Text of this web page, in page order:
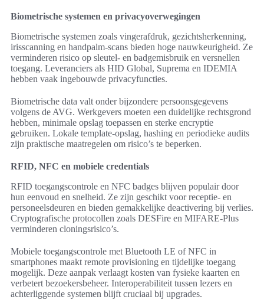
Biometrische systemen en privacyoverwegingen
Biometrische systemen zoals vingerafdruk, gezichtsherkenning,
irisscanning en handpalm-scans bieden hoge nauwkeurigheid. Ze
verminderen risico op sleutel- en badgemisbruik en versnellen
toegang. Leveranciers als HID Global, Suprema en IDEMIA
hebben vaak ingebouwde privacyfuncties.
Biometrische data valt onder bijzondere persoonsgegevens
volgens de AVG. Werkgevers moeten een duidelijke rechtsgrond
hebben, minimale opslag toepassen en sterke encryptie
gebruiken. Lokale template-opslag, hashing en periodieke audits
zijn praktische maatregelen om risico’s te beperken.
RFID, NFC en mobiele credentials
RFID toegangscontrole en NFC badges blijven populair door
hun eenvoud en snelheid. Ze zijn geschikt voor receptie- en
personeelsdeuren en bieden gemakkelijke deactivering bij verlies.
Cryptografische protocollen zoals DESFire en MIFARE-Plus
verminderen cloningsrisico’s.
Mobiele toegangscontrole met Bluetooth LE of NFC in
smartphones maakt remote provisioning en tijdelijke toegang
mogelijk. Deze aanpak verlaagt kosten van fysieke kaarten en
verbetert bezoekersbeheer. Interoperabiliteit tussen lezers en
achterliggende systemen blijft cruciaal bij upgrades.